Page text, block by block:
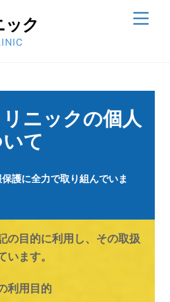
ック
ニックの個人
て
保護に全力で取り組んでいま
の目的に利用し、その取扱
います。
利用目的